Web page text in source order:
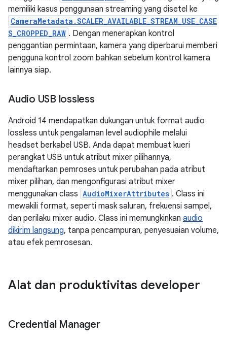
memiliki kasus penggunaan streaming yang disetel ke
CameraMetadata.SCALER_AVAILABLE_STREAM_USE_CASE
S_CROPPED_RAW . Dengan menerapkan kontrol
penggantian permintaan, kamera yang diperbarui memberi
pengguna kontrol zoom bahkan sebelum kontrol kamera
lainnya siap.
Audio USB lossless
Android 14 mendapatkan dukungan untuk format audio
lossless untuk pengalaman level audiophile melalui
headset berkabel USB. Anda dapat membuat kueri
perangkat USB untuk atribut mixer pilihannya,
mendaftarkan pemroses untuk perubahan pada atribut
mixer pilihan, dan mengonfigurasi atribut mixer
menggunakan class AudioMixerAttributes . Class ini
mewakili format, seperti mask saluran, frekuensi sampel,
dan perilaku mixer audio. Class ini memungkinkan audio
dikirim langsung, tanpa pencampuran, penyesuaian volume,
atau efek pemrosesan.
Alat dan produktivitas developer
Credential Manager